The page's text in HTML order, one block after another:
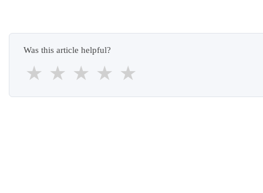
Was this article helpful?
★ ★ ★ ★ ★